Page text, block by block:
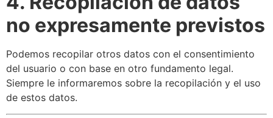
no expresamente previstos
Podemos recopilar otros datos con el consentimiento
del usuario o con base en otro fundamento legal.
Siempre le informaremos sobre la recopilación y el uso
de estos datos.